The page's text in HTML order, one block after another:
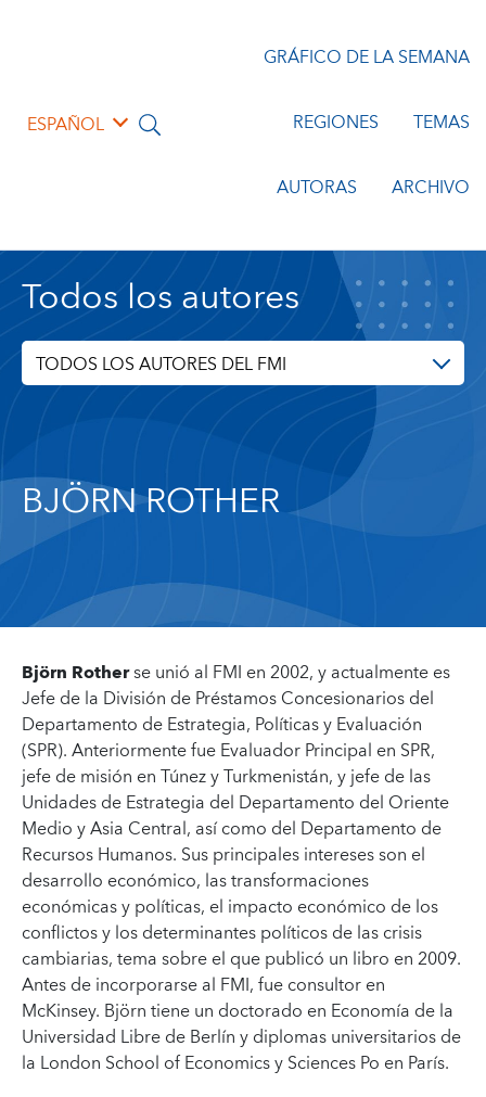
ESPAÑOL
GRÁFICO DE LA SEMANA
REGIONES TEMAS
AUTORAS ARCHIVO
Todos los autores
TODOS LOS AUTORES DEL FMI
BJÖRN ROTHER
Björn Rotherse unió al FMI en 2002, y actualmente es
Jefe de la División de Préstamos Concesionarios del
Departamento de Estrategia, Políticas y Evaluación
(SPR). Anteriormente fue Evaluador Principal en SPR,
jefe de misión en Túnez y Turkmenistán, y jefe de las
Unidades de Estrategia del Departamento del Oriente
Medio y Asia Central, así como del Departamento de
Recursos Humanos. Sus principales intereses son el
desarrollo económico, las transformaciones
económicas y políticas, el impacto económico de los
conflictos y los determinantes políticos de las crisis
cambiarias, tema sobre el que publicó un libro en 2009.
Antes de incorporarse al FMI, fue consultor en
McKinsey. Björn tiene un doctorado en Economía de la
Universidad Libre de Berlín y diplomas universitarios de
la London School of Economics y Sciences Po en París.